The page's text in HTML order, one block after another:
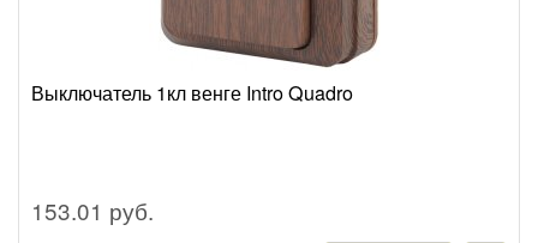
Выключатель 1кл венге Intro Quadro
153.01 руб.